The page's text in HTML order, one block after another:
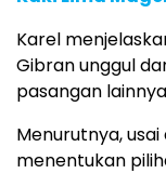
Karel
Gibran unggul
pasangan
Menurutnya,
menentukan